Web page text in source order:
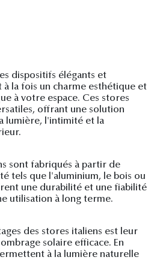
dispositifs élégants et
la fois un charme esthétique et
à votre espace. Ces stores
offrant une solution
lumière, l'intimité et la
sont fabriqués à partir de
tels que l'aluminium, le bois ou
une durabilité et une fiabilité
utilisation à long terme.
des stores italiens est leur
solaire efficace. En
à la lumière naturelle